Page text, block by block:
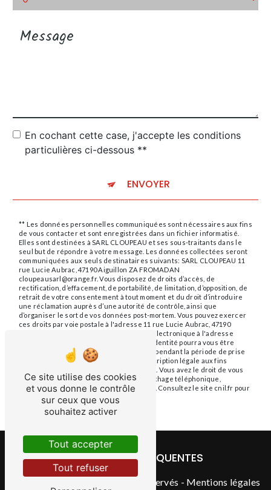
En cochant cette case, j'accepte les conditions
particulières ci-dessous **
ENVOYER
** Les données personnelles communiquées sont nécessaires aux fins
de vous contacter et sont enregistrées dans un fichier informatisé.
Elles sont destinées à SARL CLOUPEAU et ses sous-traitants dans le
seul but de répondre à votre message. Les données collectées seront
communiquées aux seuls destinataires suivants: SARL CLOUPEAU 11
rue Lucie Aubrac, 47190 Aiguillon ZA FROMADAN
cloupeausarl@orange.fr. Vous disposez de droits d’accès, de
rectification, d’effacement, de portabilité, de limitation, d’opposition, de
retrait de votre consentement à tout moment et du droit d’introduire
une réclamation auprès d’une autorité de contrôle, ainsi que
d’organiser le sort de vos données post-mortem. Vous pouvez exercer
ces droits par voie postale à l'adresse 11 rue Lucie Aubrac, 47190
Aiguillon ZA FROMADAN ou par courrier électronique à l'adresse
cloupeausarl@orange.fr. Un justificatif d'identité pourra vous être
demandé. Nous conservons vos données pendant la période de prise
de contact puis pendant la durée de prescription légale aux fins
probatoires et de gestion des contentieux. Vous avez le droit de vous
inscrire sur la liste d'opposition au démarchage téléphonique,
disponible à cette adresse:Bloctel.gouv.fr
. Consultez le site cnil.fr pour
plus d’informations sur vos droits.
RECHERCHES FRÉQUENTES
- 2026 - Tous droits réservés - Mentions légales
Ce site utilise des cookies
et vous donne le contrôle
sur ceux que vous
souhaitez activer
Tout accepter
Tout refuser